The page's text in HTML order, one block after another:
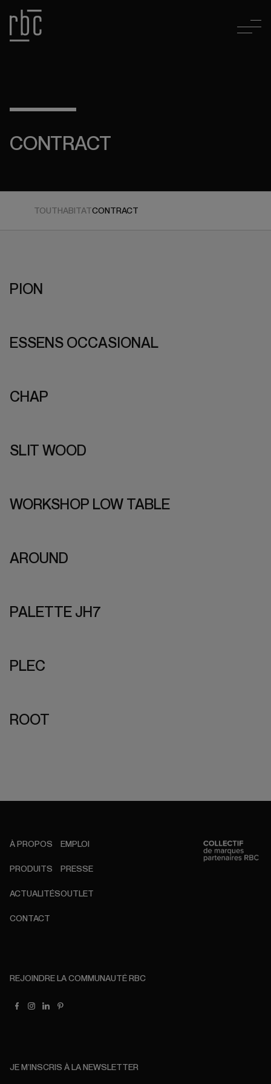
CONTRACT
TOUTHABITATCONTRACT
PION
ESSENS OCCASIONAL
CHAP
SLIT WOOD
WORKSHOP LOW TABLE
AROUND
PALETTE JH7
PLEC
ROOT
À PROPOS
PRODUITS
ACTUALITÉS
CONTACT
EMPLOI
PRESSE
OUTLET
REJOINDRE LA COMMUNAUTÉ RBC
JE M’INSCRIS À LA NEWSLETTER